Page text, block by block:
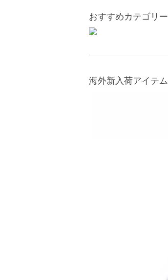
おすすめカテゴリー
海外新入荷アイテム